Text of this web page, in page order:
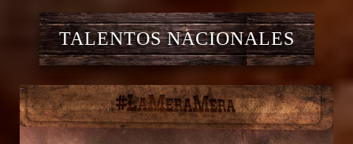
TALENTOS NACIONALES